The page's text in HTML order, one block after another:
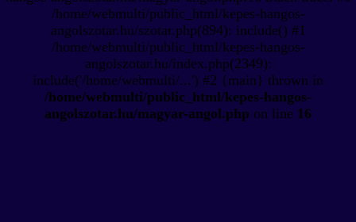
/home/webmulti/public_html/kepes-hangos-
angolszotar.hu/szotar.php(894): include() #1
/home/webmulti/public_html/kepes-hangos-
angolszotar.hu/index.php(2349):
include('/home/webmulti/...') #2 {main} thrown in
/home/webmulti/public_html/kepes-hangos-
angolszotar.hu/magyar-angol.php on line 16